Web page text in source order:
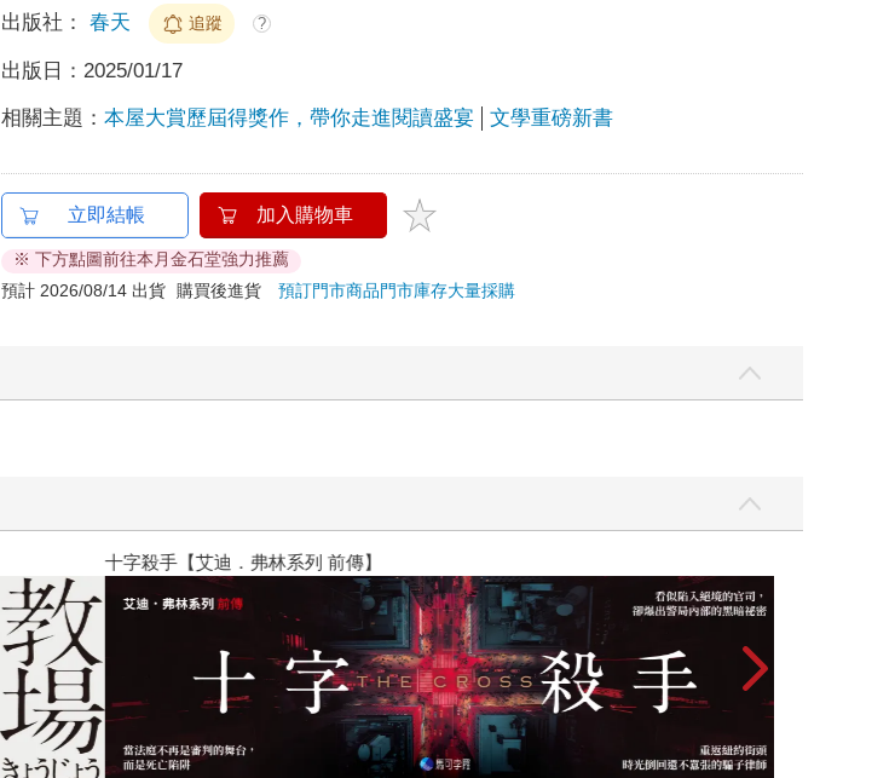
出版社： 春天 追蹤 ?
出版日： 2025/01/17
相關主題：本屋大賞歷屆得獎作，帶你走進閱讀盛宴 文學重磅新書
立即結帳 加入購物車
※ 下方點圖前往本月金石堂強力推薦
預計 2026/08/14 出貨
購買後進貨預訂門市商品門市庫存大量採購
十字殺手【艾迪．弗林系列 前傳】